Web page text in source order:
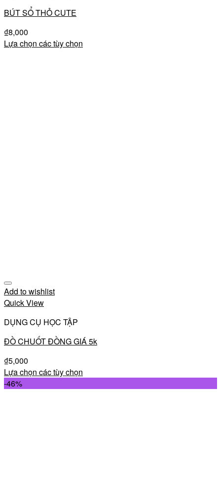
BÚT SỔ THỎ CUTE
₫8,000
Lựa chọn các tùy chọn
Add to wishlist
Quick View
DỤNG CỤ HỌC TẬP
ĐỒ CHUỐT ĐỒNG GIÁ 5k
₫5,000
Lựa chọn các tùy chọn
-46%